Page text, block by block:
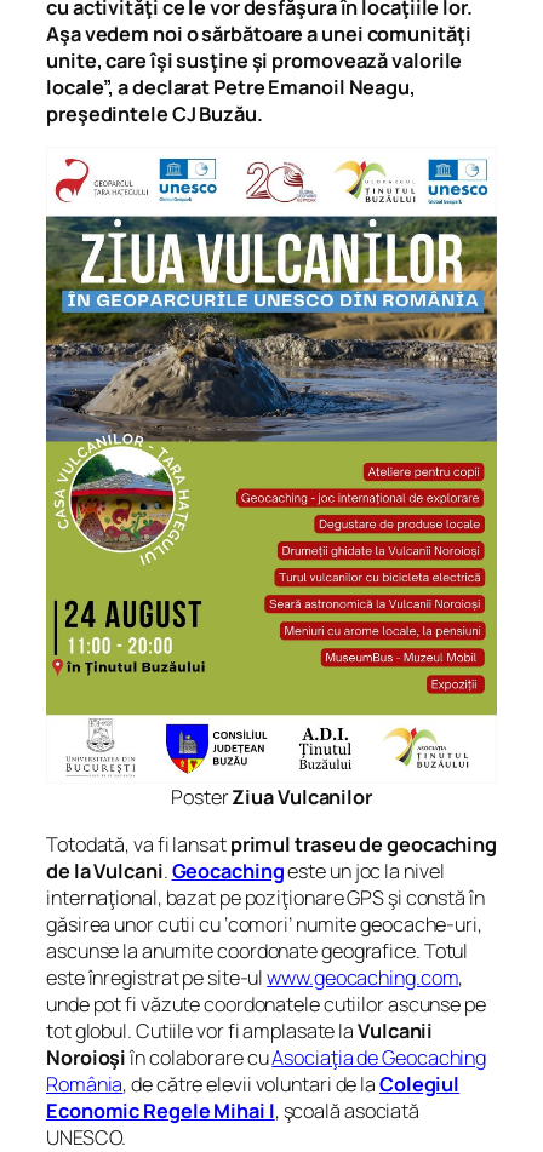
cu activităţi ce le vor desfăşura în locaţiile lor.
Aşa vedem noi o sărbătoare a unei comunităţi
unite, care îşi susţine şi promovează valorile
locale”, a declarat Petre Emanoil Neagu,
preşedintele CJ Buzău.
PosterZiua Vulcanilor
Totodată, va fi lansatprimul traseu de geocaching
de la Vulcani.Geocachingeste un joc la nivel
internaţional, bazat pe poziţionare GPS şi constă în
găsirea unor cutii cu ‘comori’ numite geocache-uri,
ascunse la anumite coordonate geografice. Totul
este înregistrat pe site-ulwww.geocaching.com,
unde pot fi văzute coordonatele cutiilor ascunse pe
tot globul. Cutiile vor fi amplasate laVulcanii
Noroioşiîn colaborare cuAsociaţia de Geocaching
România, de către elevii voluntari de laColegiul
Economic Regele Mihai I, şcoală asociată
UNESCO.